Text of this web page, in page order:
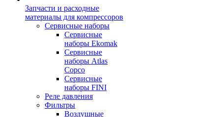
Запчасти и расходные
материалы для компрессоров
Cервисные наборы
Сервисные
наборы Ekomak
Cервисные
наборы Atlas
Copco
Сервисные
наборы FINI
Реле давления
Фильтры
Воздушные